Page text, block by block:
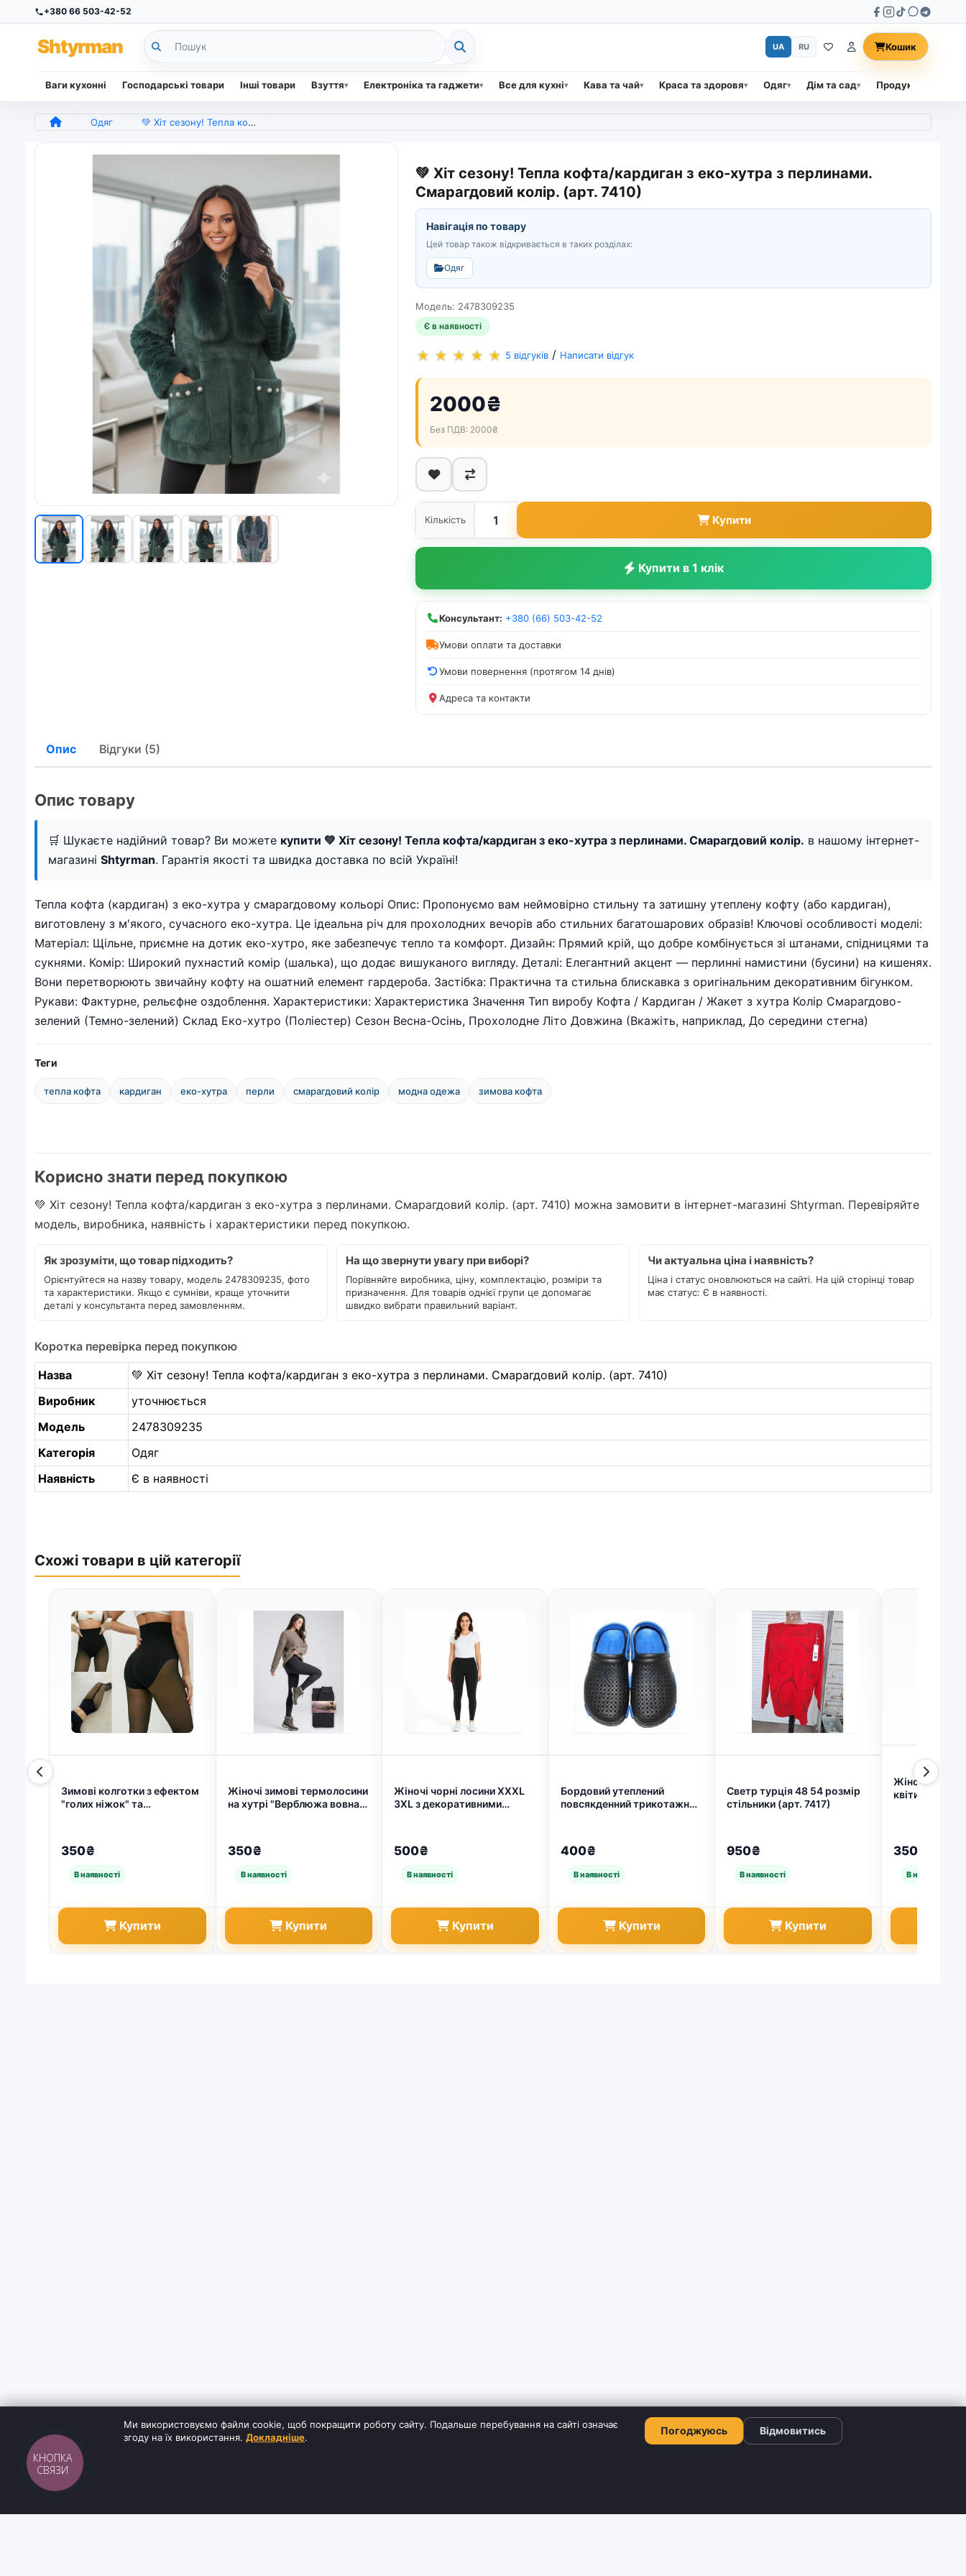
+380 66 503-42-52
Shtyrman
Ваги кухонні Господарські товари Інші товари Взуття Електроніка та гаджети Все для кухні Кава та чай Краса та здоровя Одяг Дім та сад Продукти
UA RU Кошик
Одяг 💚 Хіт сезону! Тепла кофта/кардиган з еко-хутра з перлинами. Смарагдовий колір. (арт. 7410)
💚 Хіт сезону! Тепла кофта/кардиган з еко-хутра з перлинами.
Смарагдовий колір. (арт. 7410)
Навігація по товару
Цей товар також відкривається в таких розділах:
Одяг
Модель: 2478309235
Є в наявності
5 відгуків / Написати відгук
2000₴
Без ПДВ: 2000₴
Кількість Купити
Купити в 1 клік
Консультант: +380 (66) 503-42-52
Умови оплати та доставки
Умови повернення (протягом 14 днів)
Адреса та контакти
Опис Відгуки (5)
Опис товару
🛒 Шукаєте надійний товар? Ви можете купити 💚 Хіт сезону! Тепла кофта/кардиган з еко-хутра з перлинами. Смарагдовий колір. в нашому інтернет-
магазині Shtyrman. Гарантія якості та швидка доставка по всій Україні!
Тепла кофта (кардиган) з еко-хутра у смарагдовому кольорі Опис: Пропонуємо вам неймовірно стильну та затишну утеплену кофту (або кардиган),
виготовлену з м'якого, сучасного еко-хутра. Це ідеальна річ для прохолодних вечорів або стильних багатошарових образів! Ключові особливості моделі:
Матеріал: Щільне, приємне на дотик еко-хутро, яке забезпечує тепло та комфорт. Дизайн: Прямий крій, що добре комбінується зі штанами, спідницями та
сукнями. Комір: Широкий пухнастий комір (шалька), що додає вишуканого вигляду. Деталі: Елегантний акцент — перлинні намистини (бусини) на кишенях.
Вони перетворюють звичайну кофту на ошатний елемент гардероба. Застібка: Практична та стильна блискавка з оригінальним декоративним бігунком.
Рукави: Фактурне, рельєфне оздоблення. Характеристики: Характеристика Значення Тип виробу Кофта / Кардиган / Жакет з хутра Колір Смарагдово-
зелений (Темно-зелений) Склад Еко-хутро (Поліестер) Сезон Весна-Осінь, Прохолодне Літо Довжина (Вкажіть, наприклад, До середини стегна)
Теги
тепла кофта кардиган еко-хутра перли смарагдовий колір модна одежа зимова кофта
Корисно знати перед покупкою
💚 Хіт сезону! Тепла кофта/кардиган з еко-хутра з перлинами. Смарагдовий колір. (арт. 7410) можна замовити в інтернет-магазині Shtyrman. Перевіряйте
модель, виробника, наявність і характеристики перед покупкою.
Як зрозуміти, що товар підходить?
Орієнтуйтеся на назву товару, модель 2478309235, фото
та характеристики. Якщо є сумніви, краще уточнити
деталі у консультанта перед замовленням.
На що звернути увагу при виборі?
Порівняйте виробника, ціну, комплектацію, розміри та
призначення. Для товарів однієї групи це допомагає
швидко вибрати правильний варіант.
Чи актуальна ціна і наявність?
Ціна і статус оновлюються на сайті. На цій сторінці товар
має статус: Є в наявності.
Коротка перевірка перед покупкою
Назва
💚 Хіт сезону! Тепла кофта/кардиган з еко-хутра з перлинами. Смарагдовий колір. (арт. 7410)
Виробник
уточнюється
Модель
2478309235
Категорія
Одяг
Наявність
Є в наявності
Схожі товари в цій категорії
Зимові колготки з ефектом
"голих ніжок" та
350₴
Купити
Жіночі зимові термолосини
на хутрі "Верблюжа вовна"
350₴
Купити
Жіночі чорні лосини XXXL
3XL з декоративними
500₴
Купити
Бордовий утеплений
повсякденний трикотажний
400₴
Купити
Светр турція 48 54 розмір
стільники (арт. 7417)
950₴
Купити
Жіноча
квіти" —
350₴
Ми використовуємо файли cookie, щоб покращити роботу сайту. Подальше перебування на сайті означає
згоду на їх використання. Докладніше.
Погоджуюсь Відмовитись
КНОПКА
СВЯЗИ